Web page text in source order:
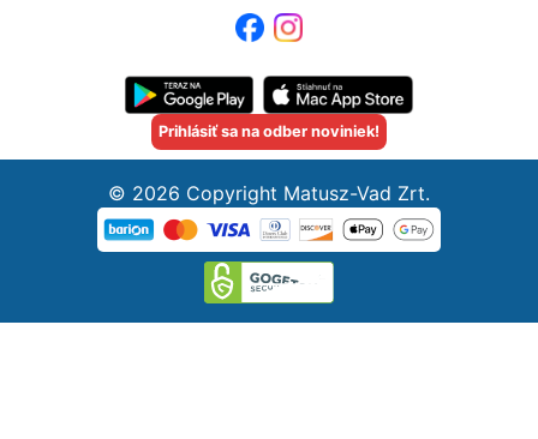
Prihlásiť sa na odber noviniek!
© 2026 Copyright Matusz-Vad Zrt.